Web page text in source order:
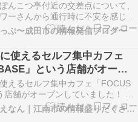
んこつ亭付近の交差点について、
ーさんから通行時に不安を感じる
れました。 中には、この場所での
る内容もありました。 なりこえで
道路設備や通行の様子を確認して
件数や原因は確認できておらず、
ぷ〜成田市の情報発信ブログ〜
使えるセルフ集中カフェ
」という店舗がオープ
た！
えるセルフ集中カフェ「FOCUS
店舗がオープンしていました！ 店
店のインスタグラム この投稿を
る FOCUS
江南しえなん｜江南市の情報盛りだくさん！